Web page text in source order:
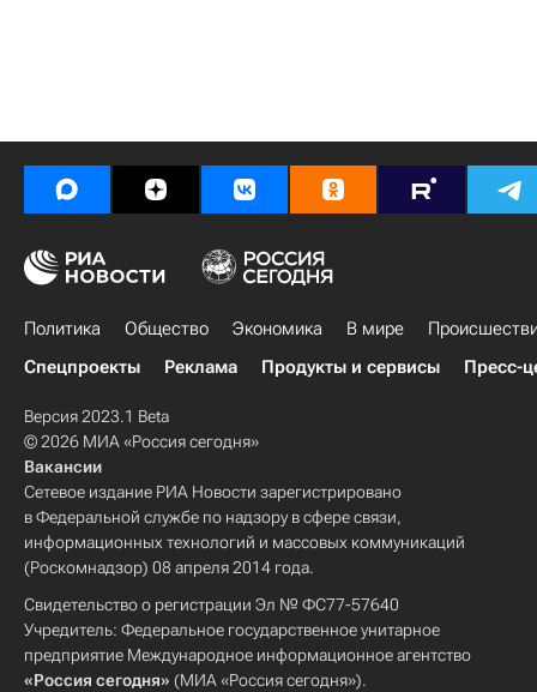
Политика Общество Экономика В мире
Спецпроекты
Реклама Продукты и сервисы Пресс-
Версия 2023.1 Beta
© 2026 МИА «Россия сегодня»
Вакансии
Сетевое издание РИА Новости зарегистрировано
в Федеральной службе по надзору в сфере связи,
информационных технологий и массовых коммуникаций
(Роскомнадзор) 08 апреля 2014 года.
Свидетельство о регистрации Эл № ФС77-57640
Учредитель: Федеральное государственное унитарное
предприятие Международное информационное агентство
«Россия сегодня» (МИА «Россия сегодня»).